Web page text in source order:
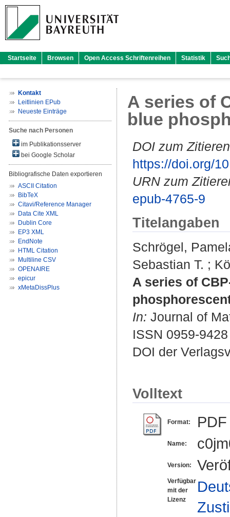
Startseite Browsen Open Access Schriftenreihen Statistik
Kontakt
Leitlinien EPub
Neueste Einträge
Suche nach Personen
im Publikationsserver
bei Google Scholar
Bibliografische Daten exportieren
ASCII Citation
BibTeX
Citavi/Reference Manager
Data Cite XML
Dublin Core
EP3 XML
EndNote
HTML Citation
Multiline CSV
OPENAIRE
epicur
xMetaDissPlus
A series of
blue
DOI zum
https://doi.org/
URN zum
epub-4765-9
Titelangaben
Schrögel,
Sebastian T. ;
A series of
In: Journal of
ISSN 0959-9428
DOI der
Volltext
Format: PDF
Name:
Version:
Verfügbar
mit der
Lizenz